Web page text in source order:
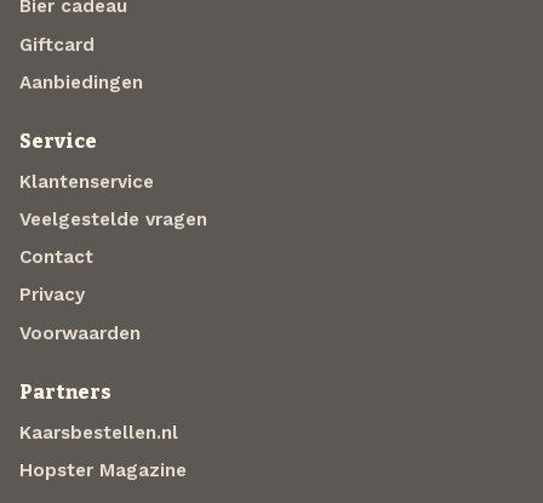
Bier cadeau
Giftcard
Aanbiedingen
Service
Klantenservice
Veelgestelde vragen
Contact
Privacy
Voorwaarden
Partners
Kaarsbestellen.nl
Hopster Magazine